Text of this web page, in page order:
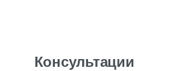
Консультации